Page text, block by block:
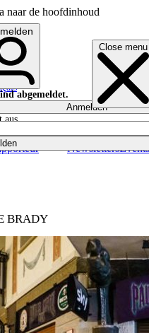
naar de hoofdinhoud
Close menu
NewslettersEvents
abgemeldet.
Anmelden
aus
BRADY